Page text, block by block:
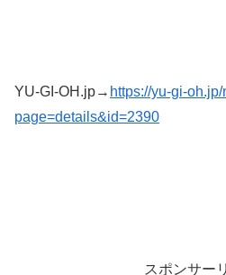
YU-GI-OH.jp→ https://yu-gi-
page=details&id=2390
スポンサー